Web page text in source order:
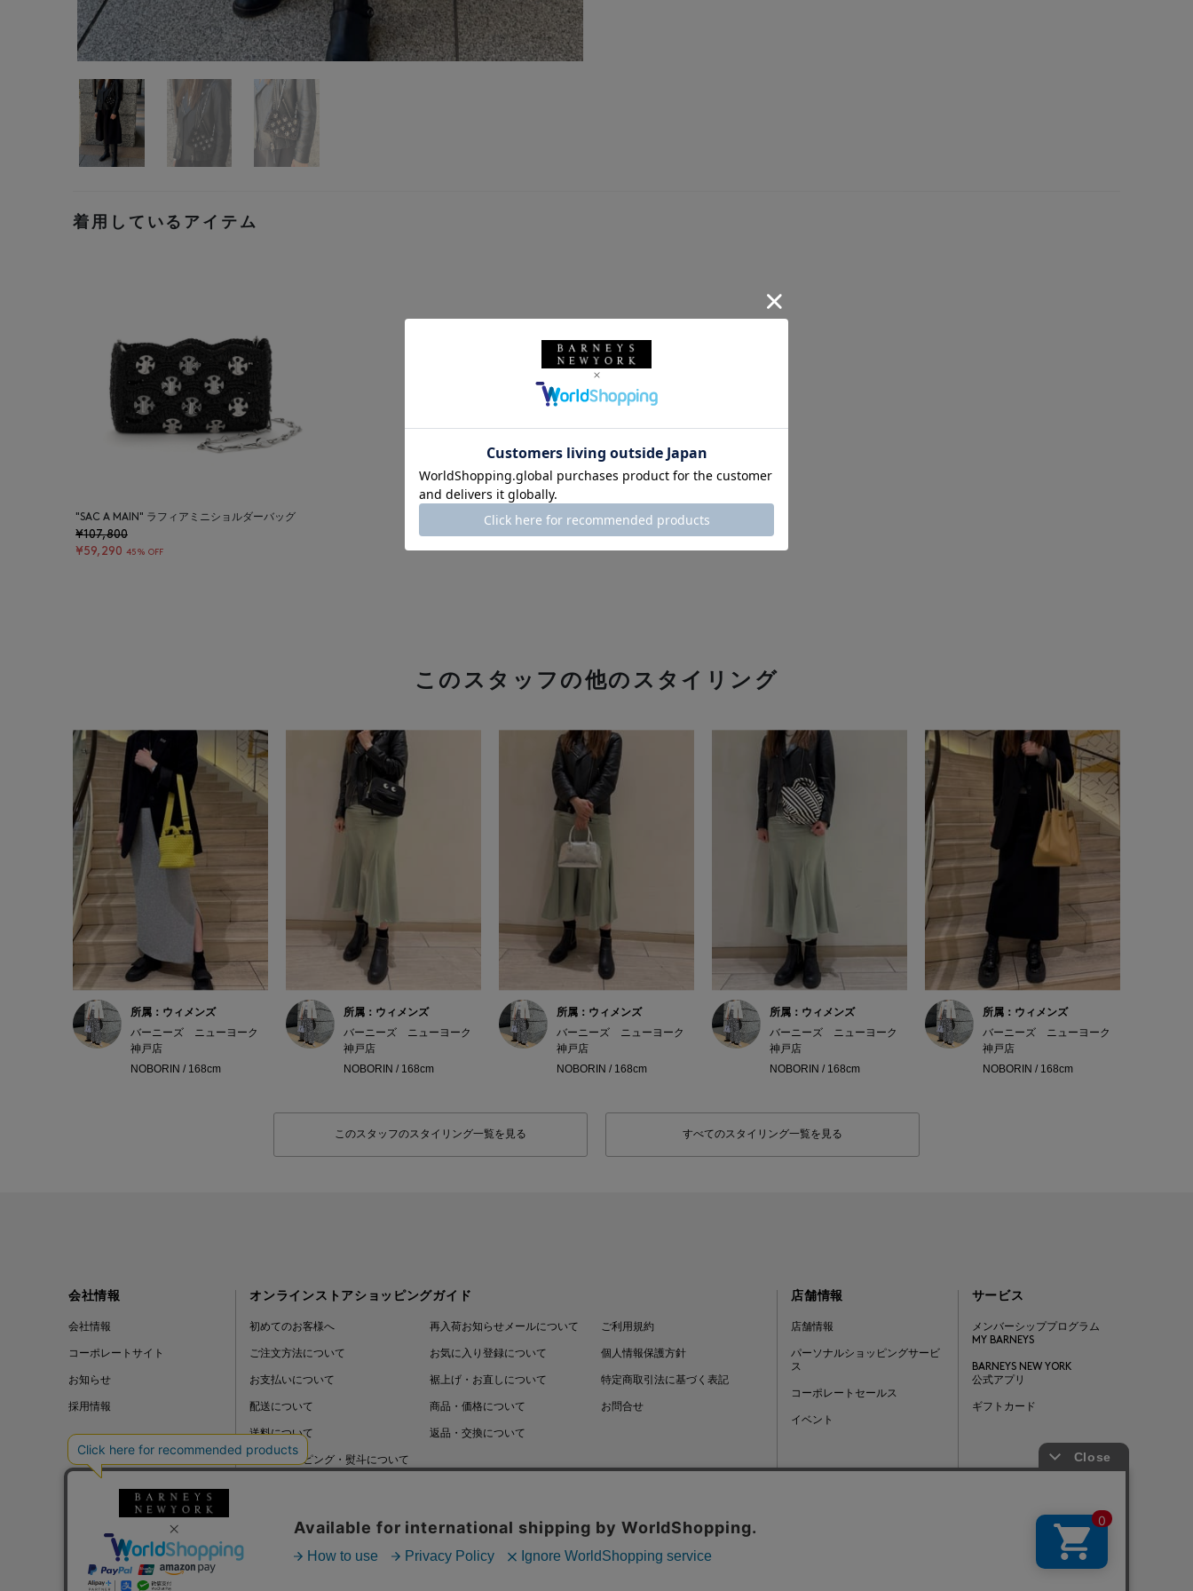
着用しているアイテム
"SAC A MAIN" ラフィアミニショルダーバッグ
¥107,800
¥59,290 45% OFF
このスタッフの他のスタイリング
所属：ウィメンズ
バーニーズ ニューヨーク
神戸店
NOBORIN / 168cm
所属：ウィメンズ
バーニーズ ニューヨーク
神戸店
NOBORIN / 168cm
所属：ウィメンズ
バーニーズ ニューヨーク
神戸店
NOBORIN / 168cm
所属：ウィメンズ
バーニーズ ニューヨーク
神戸店
NOBORIN / 168cm
所属：ウィメンズ
バーニーズ ニューヨーク
神戸店
NOBORIN / 168cm
このスタッフのスタイリング一覧を見る すべてのスタイリング一覧を見る
会社情報
会社情報
コーポレートサイト
お知らせ
採用情報
オンラインストアショッピングガイド
初めてのお客様へ
ご注文方法について
お支払いについて
配送について
送料について
ギフトラッピング・熨斗について
再入荷お知らせメールについて
お気に入り登録について
裾上げ・お直しについて
商品・価格について
返品・交換について
ご利用規約
個人情報保護方針
特定商取引法に基づく表記
お問合せ
店舗情報
店舗情報
パーソナルショッピングサービ
ス
コーポレートセールス
イベント
サービス
メンバーシッププログラム
MY BARNEYS
BARNEYS NEW YORK
公式アプリ
ギフトカード